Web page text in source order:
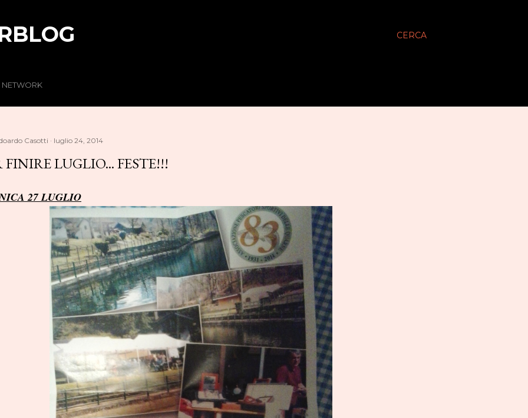
CERCA
NETWORK
Casotti luglio 24, 2014
FINIRE LUGLIO... FESTE!!!
27 LUGLIO